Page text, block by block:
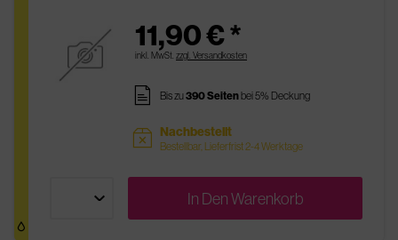
11,90 € *
inkl. MwSt. zzgl. Versandkosten
pages Bis zu390 Seitenbei 5% Deckung
sold Nachbestellt
Bestellbar, Lieferfrist 2-4 Werktage
In DenWarenkorb